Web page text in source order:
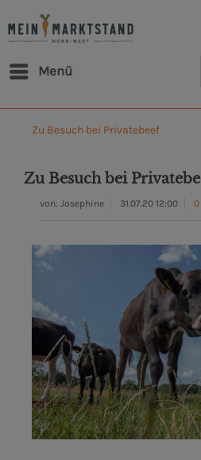
Menü
Zu Besuch bei Privatebeef
Zu Besuch bei
von: Josephine 31.07.20 12:00 0